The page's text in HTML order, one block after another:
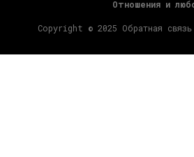
Отношения и
Copyright © 2025 Обратная